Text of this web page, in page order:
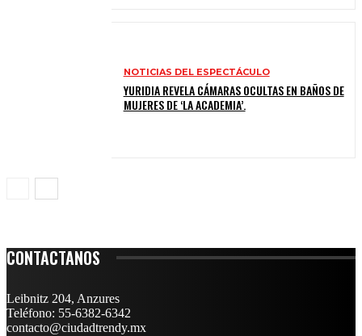
NOTICIAS DEL ESPECTÁCULO
YURIDIA REVELA CÁMARAS OCULTAS EN BAÑOS DE
MUJERES DE ‘LA ACADEMIA’.
CONTACTANOS
Leibnitz 204, Anzures
Teléfono: 55-6382-6342
contacto@ciudadtrendy.mx